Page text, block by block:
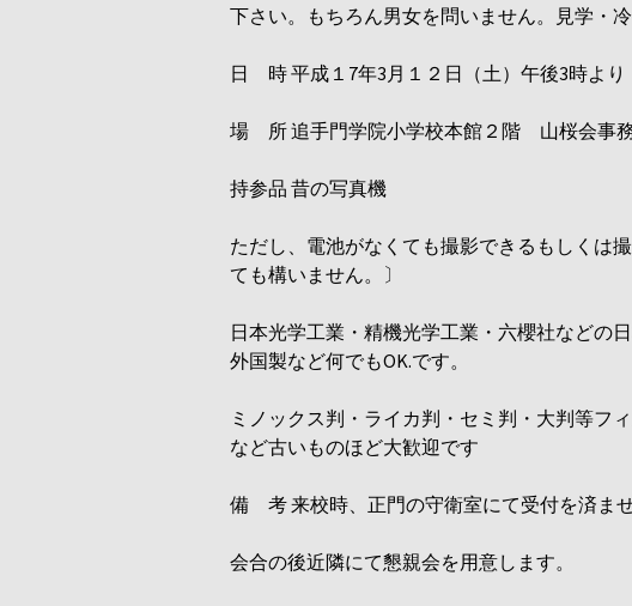
下さい。もちろん男女を問いません。見学・
日 時 平成１7年3月１２日（土）午後3時より
場 所 追手門学院小学校本館２階 山桜会事
持参品 昔の写真機
ただし、電池がなくても撮影できるもしくは
ても構いません。〕
日本光学工業・精機光学工業・六櫻社などの
外国製など何でもOK.です。
ミノックス判・ライカ判・セミ判・大判等フ
など古いものほど大歓迎です
備 考 来校時、正門の守衛室にて受付を済ま
会合の後近隣にて懇親会を用意します。